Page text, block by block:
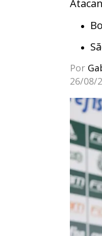
Por
26/08/